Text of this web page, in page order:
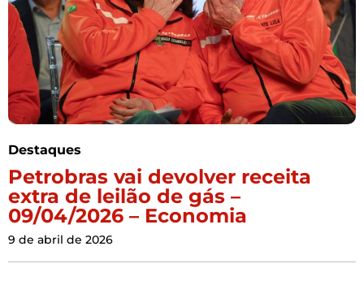
Destaques
Petrobras vai devolver receita
extra de leilão de gás –
09/04/2026 – Economia
9 de abril de 2026